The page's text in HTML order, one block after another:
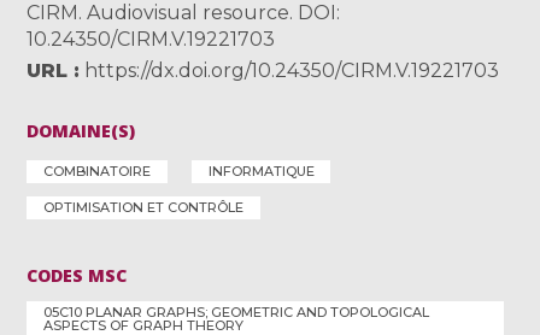
CIRM. Audiovisual resource. DOI:
10.24350/CIRM.V.19221703
URL
https://dx.doi.org/10.24350/CIRM.V.19221703
DOMAINE(S)
COMBINATOIRE INFORMATIQUE
OPTIMISATION ET CONTRÔLE
CODES MSC
05C10 PLANAR GRAPHS; GEOMETRIC AND TOPOLOGICAL
ASPECTS OF GRAPH THEORY